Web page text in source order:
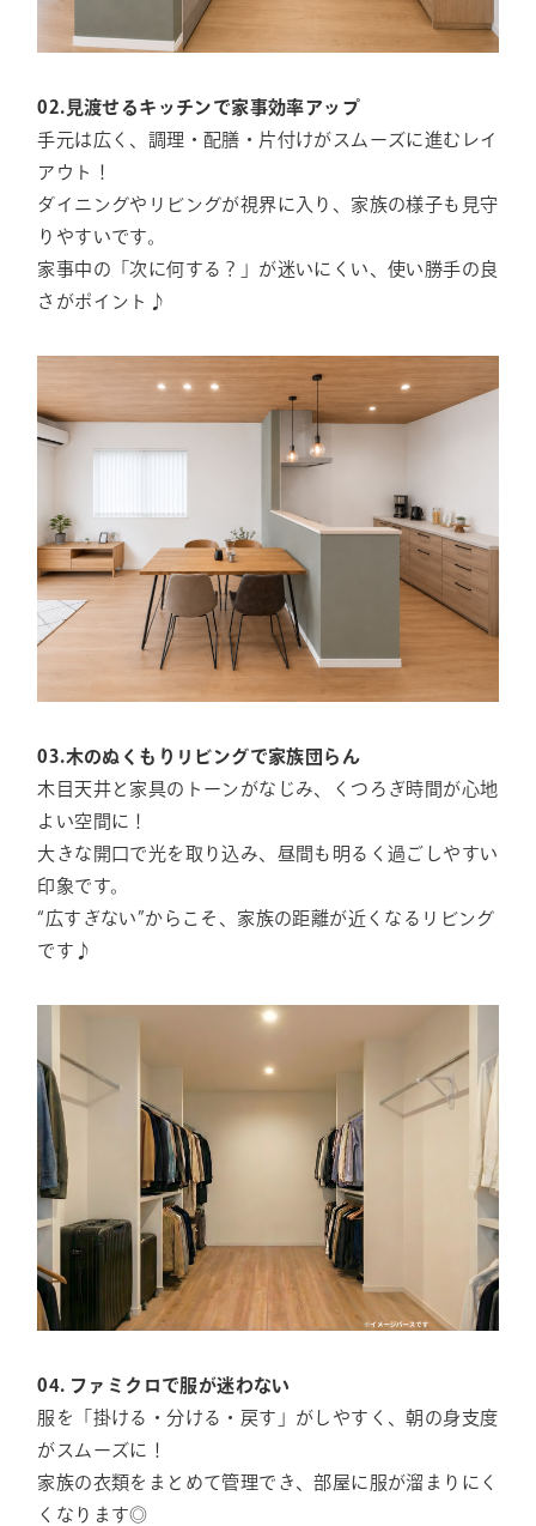
02.見渡せるキッチンで家事効率アップ
手元は広く、調理・配膳・片付けがスムーズに進むレイ
アウト！
ダイニングやリビングが視界に入り、家族の様子も見守
りやすいです。
家事中の「次に何する？」が迷いにくい、使い勝手の良
さがポイント♪
03.木のぬくもりリビングで家族団らん
木目天井と家具のトーンがなじみ、くつろぎ時間が心地
よい空間に！
大きな開口で光を取り込み、昼間も明るく過ごしやすい
印象です。
“広すぎない”からこそ、家族の距離が近くなるリビング
です♪
04. ファミクロで服が迷わない
服を「掛ける・分ける・戻す」がしやすく、朝の身支度
がスムーズに！
家族の衣類をまとめて管理でき、部屋に服が溜まりにく
くなります◎